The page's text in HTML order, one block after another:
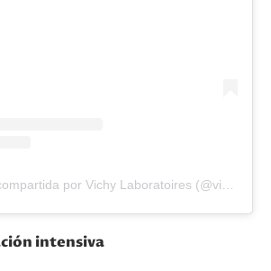
intensiva